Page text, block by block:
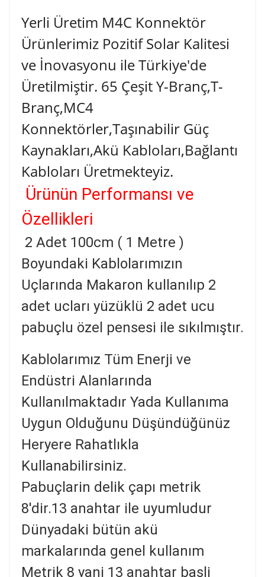
Yerli Üretim M4C Konnektör
Ürünlerimiz Pozitif Solar Kalitesi
ve İnovasyonu ile Türkiye'de
Üretilmiştir. 65 Çeşit Y-Branç,T-
Branç,MC4
Konnektörler,Taşınabilir Güç
Kaynakları,Akü Kabloları,Bağlantı
Kabloları Üretmekteyiz.
Ürünün Performansı ve
Özellikleri
2 Adet 100cm ( 1 Metre )
Boyundaki Kablolarımızın
Uçlarında Makaron kullanılıp 2
adet ucları yüzüklü 2 adet ucu
pabuçlu özel pensesi ile sıkılmıştır.
Kablolarımız Tüm Enerji ve
Endüstri Alanlarında
Kullanılmaktadır Yada Kullanıma
Uygun Olduğunu Düşündüğünüz
Heryere Rahatlıkla
Kullanabilirsiniz.
Pabuçlarin delik çapı metrik
8'dir.13 anahtar ile uyumludur
Dünyadaki bütün akü
markalarında genel kullanım
Metrik 8 yani 13 anahtar başli